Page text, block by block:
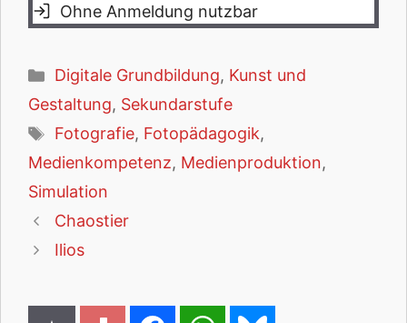
Ohne Anmeldung nutzbar
Kategorien
Digitale Grundbildung, Kunst und
Gestaltung, Sekundarstufe
Schlagwörter
Fotografie, Fotopädagogik,
Medienkompetenz, Medienproduktion,
Simulation
Chaostier
Ilios